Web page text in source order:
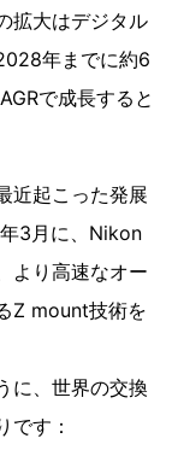
拡大はデジタル
年までに約6
で成長すると
近起こった発展
3月に、Nikon
より高速なオー
Z mount技術を
に、世界の交換
です：